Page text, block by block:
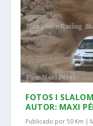
FOTOS I
AUTOR: MAXI
Publicado por50 Km |